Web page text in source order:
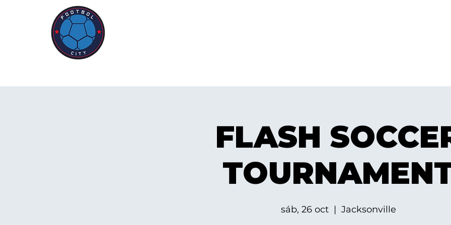
FLASH
sáb, 26 oct
  |
Jacksonville